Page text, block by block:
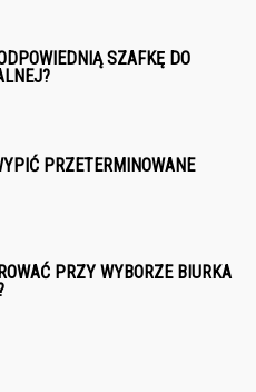
SZAFKĘ DO
PRZETERMINOWANE
PRZY WYBORZE BIURKA